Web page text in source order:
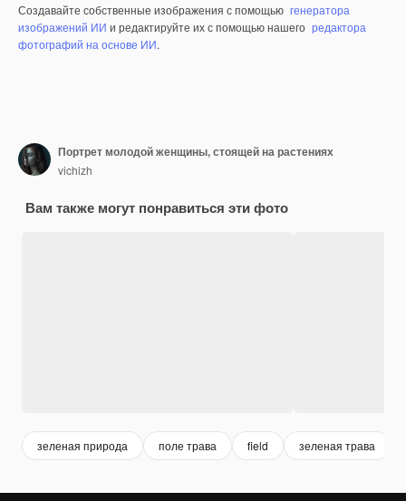
Создавайте собственные изображения с помощью генератора
изображений ИИ и редактируйте их с помощью нашего редактора
фотографий на основе ИИ.
Портрет молодой женщины, стоящей на растениях
vichizh
Вам также могут понравиться эти фото
зеленая природа поле трава field зеленая трава